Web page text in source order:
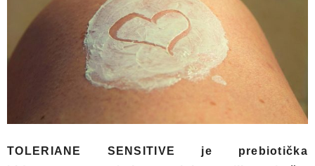
TOLERIANE SENSITIVE
je prebiotička